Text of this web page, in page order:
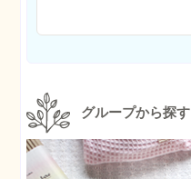
グループから探す